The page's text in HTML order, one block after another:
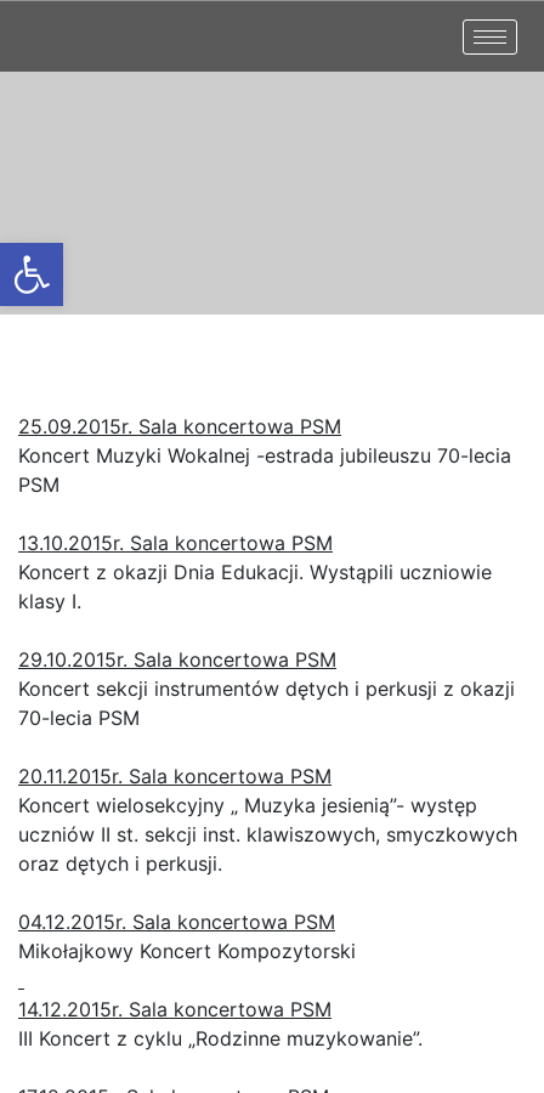
Otwórz pasek narzędzi
25.09.2015r. Sala koncertowa PSM
Koncert Muzyki Wokalnej -estrada jubileuszu 70-lecia
PSM
13.10.2015r. Sala koncertowa PSM
Koncert z okazji Dnia Edukacji. Wystąpili uczniowie
klasy I.
29.10.2015r. Sala koncertowa PSM
Koncert sekcji instrumentów dętych i perkusji z okazji
70-lecia PSM
20.11.2015r. Sala koncertowa PSM
Koncert wielosekcyjny „ Muzyka jesienią”- występ
uczniów II st. sekcji inst. klawiszowych, smyczkowych
oraz dętych i perkusji.
04.12.2015r. Sala koncertowa PSM
Mikołajkowy Koncert Kompozytorski
14.12.2015r. Sala koncertowa PSM
III Koncert z cyklu „Rodzinne muzykowanie”.